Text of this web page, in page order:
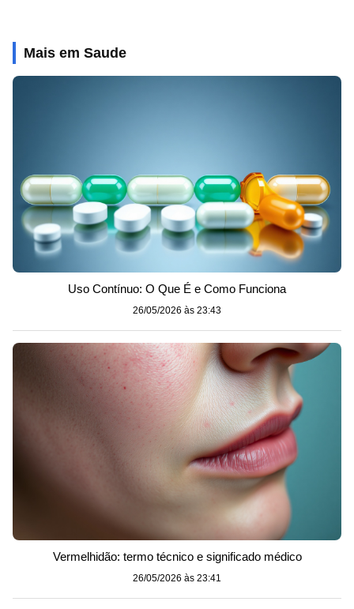
Mais em Saude
Uso Contínuo: O Que É e Como Funciona
26/05/2026 às 23:43
Vermelhidão: termo técnico e significado médico
26/05/2026 às 23:41